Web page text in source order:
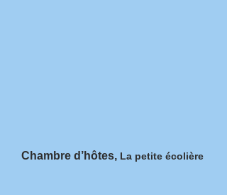
Chambre d’hôtes, La petite écolière